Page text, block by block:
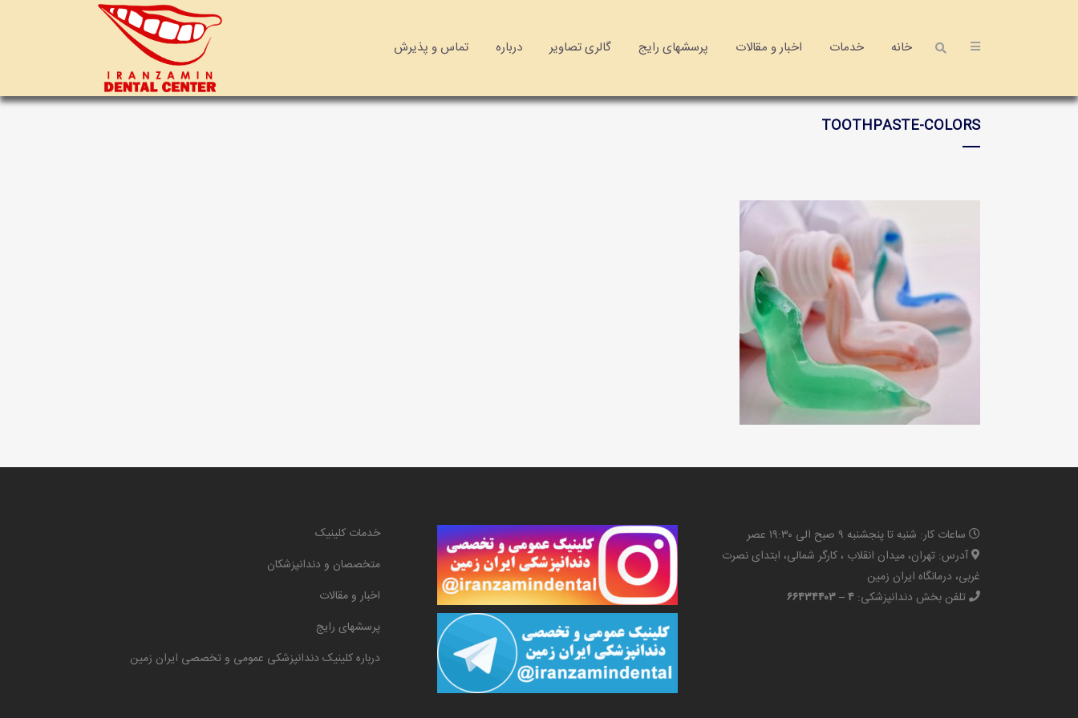
خانه خدمات اخبار و مقالات پرسشهای رایج گالری تصاویر درباره تماس و پذیرش
TOOTHPASTE-COLORS
ساعات کار: شنبه تا پنجشنبه ۹ صبح الی ۱۹:۳۰ عصر
آدرس: تهران، میدان انقلاب ، کارگر شمالی، ابتدای نصرت
غربی، درمانگاه ایران زمین
تلفن بخش دندانپزشکی: ۴ – ۶۶۴۳۴۴۰۳
خدمات کلینیک
متخصصان و دندانپزشکان
اخبار و مقالات
پرسشهای رایج
درباره کلینیک دندانپزشکی عمومی و تخصصی ایران زمین